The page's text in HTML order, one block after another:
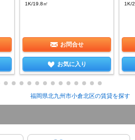
1K/19.8㎡
お問合せ
お気に入り
1K/
福岡県北九州市小倉北区の賃貸を探す